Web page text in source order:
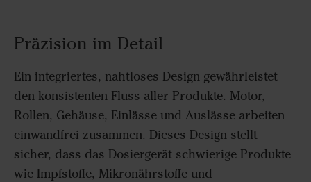
Präzision im Detail
Ein integriertes, nahtloses Design gewährleistet
den konsistenten Fluss aller Produkte. Motor,
Rollen, Gehäuse, Einlässe und Auslässe arbeiten
einwandfrei zusammen. Dieses Design stellt
sicher, dass das Dosiergerät schwierige Produkte
wie Impfstoffe, Mikronährstoffe und